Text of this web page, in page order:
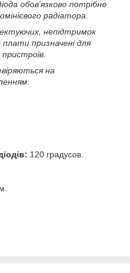
обов'язково потрібне
радіатора.
непідтримок
плати призначені для
на
120 градусов.